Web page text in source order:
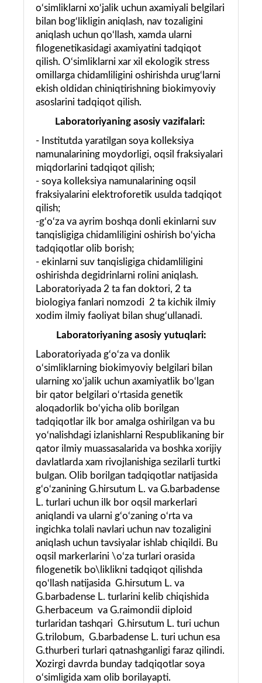
o‘simliklarni xo‘jalik uchun axamiyali belgilari
bilan bog‘likligin aniqlash, nav tozaligini
aniqlash uchun qo‘llash, xamda ularni
filogenetikasidagi axamiyatini tadqiqot
qilish. O‘simliklarni xar xil ekologik stress
omillarga chidamliligini oshirishda urug‘larni
ekish oldidan chiniqtirishning biokimyoviy
asoslarini tadqiqot qilish.
Laboratoriyaning asosiy vazifalari:
- Institutda yaratilgan soya kolleksiya
namunalarining moydorligi, oqsil fraksiyalari
miqdorlarini tadqiqot qilish;
- soya kolleksiya namunalarining oqsil
fraksiyalarini elektroforetik usulda tadqiqot
qilish;
-g‘o‘za va ayrim boshqa donli ekinlarni suv
tanqisligiga chidamliligini oshirish bo‘yicha
tadqiqotlar olib borish;
- ekinlarni suv tanqisligiga chidamliligini
oshirishda degidrinlarni rolini aniqlash.
Laboratoriyada 2 ta fan doktori, 2 ta
biologiya fanlari nomzodi 2 ta kichik ilmiy
xodim ilmiy faoliyat bilan shug‘ullanadi.
Laboratoriyaning asosiy yutuqlari:
Laboratoriyada g‘o‘za va donlik
o‘simliklarning biokimyoviy belgilari bilan
ularning xo‘jalik uchun axamiyatlik bo‘lgan
bir qator belgilari o‘rtasida genetik
aloqadorlik bo‘yicha olib borilgan
tadqiqotlar ilk bor amalga oshirilgan va bu
yo‘nalishdagi izlanishlarni Respublikaning bir
qator ilmiy muassasalarida va boshka xorijiy
davlatlarda xam rivojlanishiga sezilarli turtki
bulgan. Olib borilgan tadqiqotlar natijasida
g‘o‘zanining G.hirsutum L. va G.barbadense
L. turlari uchun ilk bor oqsil markerlari
aniqlandi va ularni g‘o‘zaning o‘rta va
ingichka tolali navlari uchun nav tozaligini
aniqlash uchun tavsiyalar ishlab chiqildi. Bu
oqsil markerlarini \o‘za turlari orasida
filogenetik bo\liklikni tadqiqot qilishda
qo‘llash natijasida G.hirsutum L. va
G.barbadense L. turlarini kelib chiqishida
G.herbaceum va G.raimondii diploid
turlaridan tashqari G.hirsutum L. turi uchun
G.trilobum, G.barbadense L. turi uchun esa
G.thurberi turlari qatnashganligi faraz qilindi.
Xozirgi davrda bunday tadqiqotlar soya
o‘simligida xam olib borilayapti.